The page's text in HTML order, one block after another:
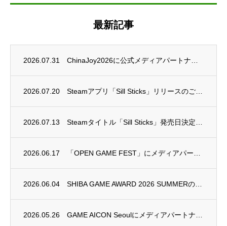
最新記事
2026.07.31
2026.07.20
2026.07.13
2026.06.17
2026.06.04
2026.05.26